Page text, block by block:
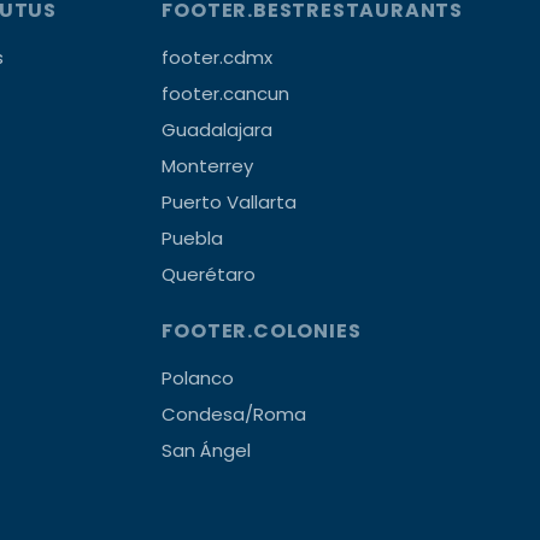
FOOTER.BESTRESTAURANTS
footer.cdmx
footer.cancun
Guadalajara
Monterrey
Puerto Vallarta
Puebla
Querétaro
FOOTER.COLONIES
Polanco
Condesa/Roma
San Ángel